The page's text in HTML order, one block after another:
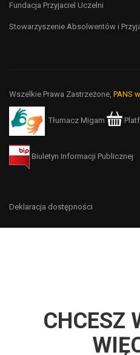
Fundacja Przyjaciel Uczelni
Stowarzyszenie Absolwentów i
Wszelkie Prawa Zastrzeżone, PANS
Tłumacz Migam
Biuletyn Informacji Publicznej
Deklaracja dostępności
CHCESZ